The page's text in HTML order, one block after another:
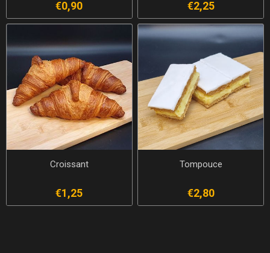
€0,90 €2,25
Croissant
€1,25
Tompouce
€2,80